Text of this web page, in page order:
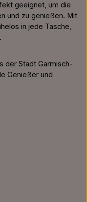
geeignet, um die
und zu genießen. Mit
in jede Tasche,
der Stadt Garmisch-
Genießer und